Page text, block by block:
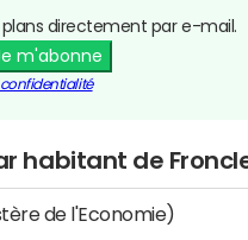
directement par e-mail.
m'abonne
confidentialité
habitant de
de l'Economie)